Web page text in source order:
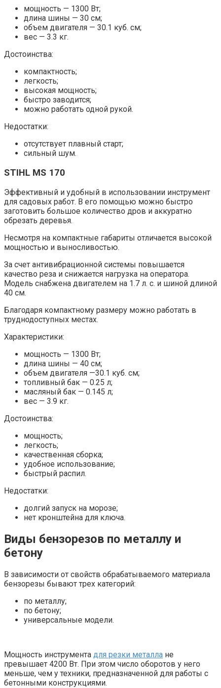
мощность — 1300 Вт;
длина шины — 30 см;
объем двигателя — 30.1 куб. см;
вес — 3.3 кг.
Достоинства:
компактность;
легкость;
высокая мощность;
быстро заводится;
можно работать одной рукой.
Недостатки:
отсутствует плавный старт;
сильный шум.
STIHL MS 170
Эффективный и удобный в использовании инструмент
для садовых работ. В его помощью можно быстро
заготовить большое количество дров и аккуратно
обрезать деревья.
Несмотря на компактные габариты отличается высокой
мощностью и выносливостью.
За счет антивибрационной системы повышается
качество реза и снижается нагрузка на оператора.
Модель снабжена двигателем на 1.7 л. с. и шиной длиной
40 см.
Благодаря компактному размеру можно работать в
труднодоступных местах.
Характеристики:
мощность — 1300 Вт;
длина шины — 40 см;
объем двигателя —30.1 куб. см;
топливный бак — 0.25 л;
масляный бак — 0.145 л;
вес — 3.9 кг.
Достоинства:
мощность;
легкость;
качественная сборка;
удобное использование;
быстрый распил.
Недостатки:
долгий запуск на морозе;
нет кронштейна для ключа.
Виды бензорезов по металлу и
бетону
В зависимости от свойств обрабатываемого материала
бензорезы бывают трех категорий:
по металлу;
по бетону;
универсальные модели.
Мощность инструмента для резки металла не
превышает 4200 Вт. При этом число оборотов у него
меньше, чем у техники, предназначенной для работы с
бетонными конструкциями.